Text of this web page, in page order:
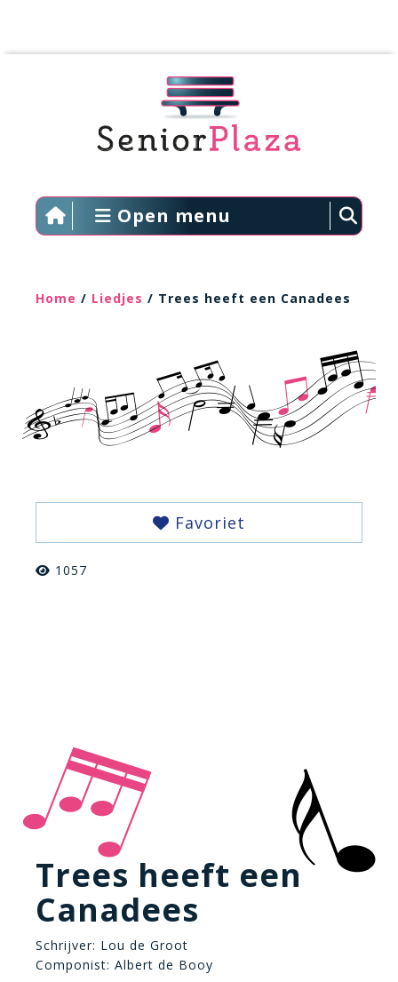
Open menu
Home / Liedjes / Trees heeft een Canadees
Favoriet
1057
Trees heeft een
Canadees
Schrijver: Lou de Groot
Componist: Albert de Booy